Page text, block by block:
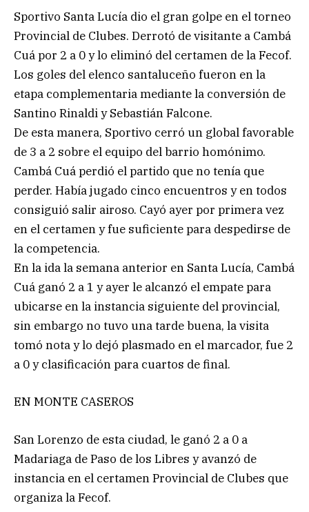
Sportivo Santa Lucía dio el gran golpe en el torneo
Provincial de Clubes. Derrotó de visitante a Cambá
Cuá por 2 a 0 y lo eliminó del certamen de la Fecof.
Los goles del elenco santaluceño fueron en la
etapa complementaria mediante la conversión de
Santino Rinaldi y Sebastián Falcone.
De esta manera, Sportivo cerró un global favorable
de 3 a 2 sobre el equipo del barrio homónimo.
Cambá Cuá perdió el partido que no tenía que
perder. Había jugado cinco encuentros y en todos
consiguió salir airoso. Cayó ayer por primera vez
en el certamen y fue suficiente para despedirse de
la competencia.
En la ida la semana anterior en Santa Lucía, Cambá
Cuá ganó 2 a 1 y ayer le alcanzó el empate para
ubicarse en la instancia siguiente del provincial,
sin embargo no tuvo una tarde buena, la visita
tomó nota y lo dejó plasmado en el marcador, fue 2
a 0 y clasificación para cuartos de final.
EN MONTE CASEROS
San Lorenzo de esta ciudad, le ganó 2 a 0 a
Madariaga de Paso de los Libres y avanzó de
instancia en el certamen Provincial de Clubes que
organiza la Fecof.